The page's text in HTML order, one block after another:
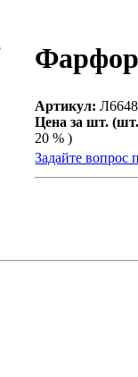
Артикул:Л6648
Цена за шт.
20 % )
Задайте вопрос